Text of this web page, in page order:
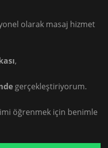
olarak masaj hizmet
,
gerçekleştiriyorum.
öğrenmek için benimle